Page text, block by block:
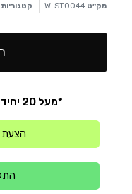
מק״ט W-ST0044 קטגוריות
*מעל 20 יחידות – קבלו מחיר אטרקטיבי
הצעת